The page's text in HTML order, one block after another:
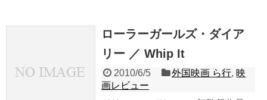
ローラーガールズ・ダイア
リー ／ Whip It
2010/6/5 外国映画 ら行, 映
画レビュー